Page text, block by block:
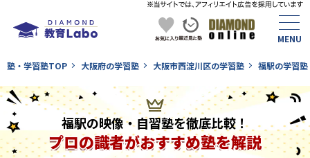
塾・学習塾TOP 大阪府の学習塾 大阪市西淀川区の学習塾 福駅の学習塾
福駅の映像・自習塾を徹底比較！
プロの識者がおすすめ塾を解説